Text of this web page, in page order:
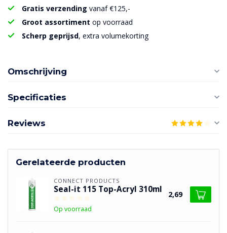
Gratis verzending vanaf €125,-
Groot assortiment op voorraad
Scherp geprijsd, extra volumekorting
Omschrijving
Specificaties
Reviews
Gerelateerde producten
CONNECT PRODUCTS
Seal-it 115 Top-Acryl 310ml
Op voorraad
2,69